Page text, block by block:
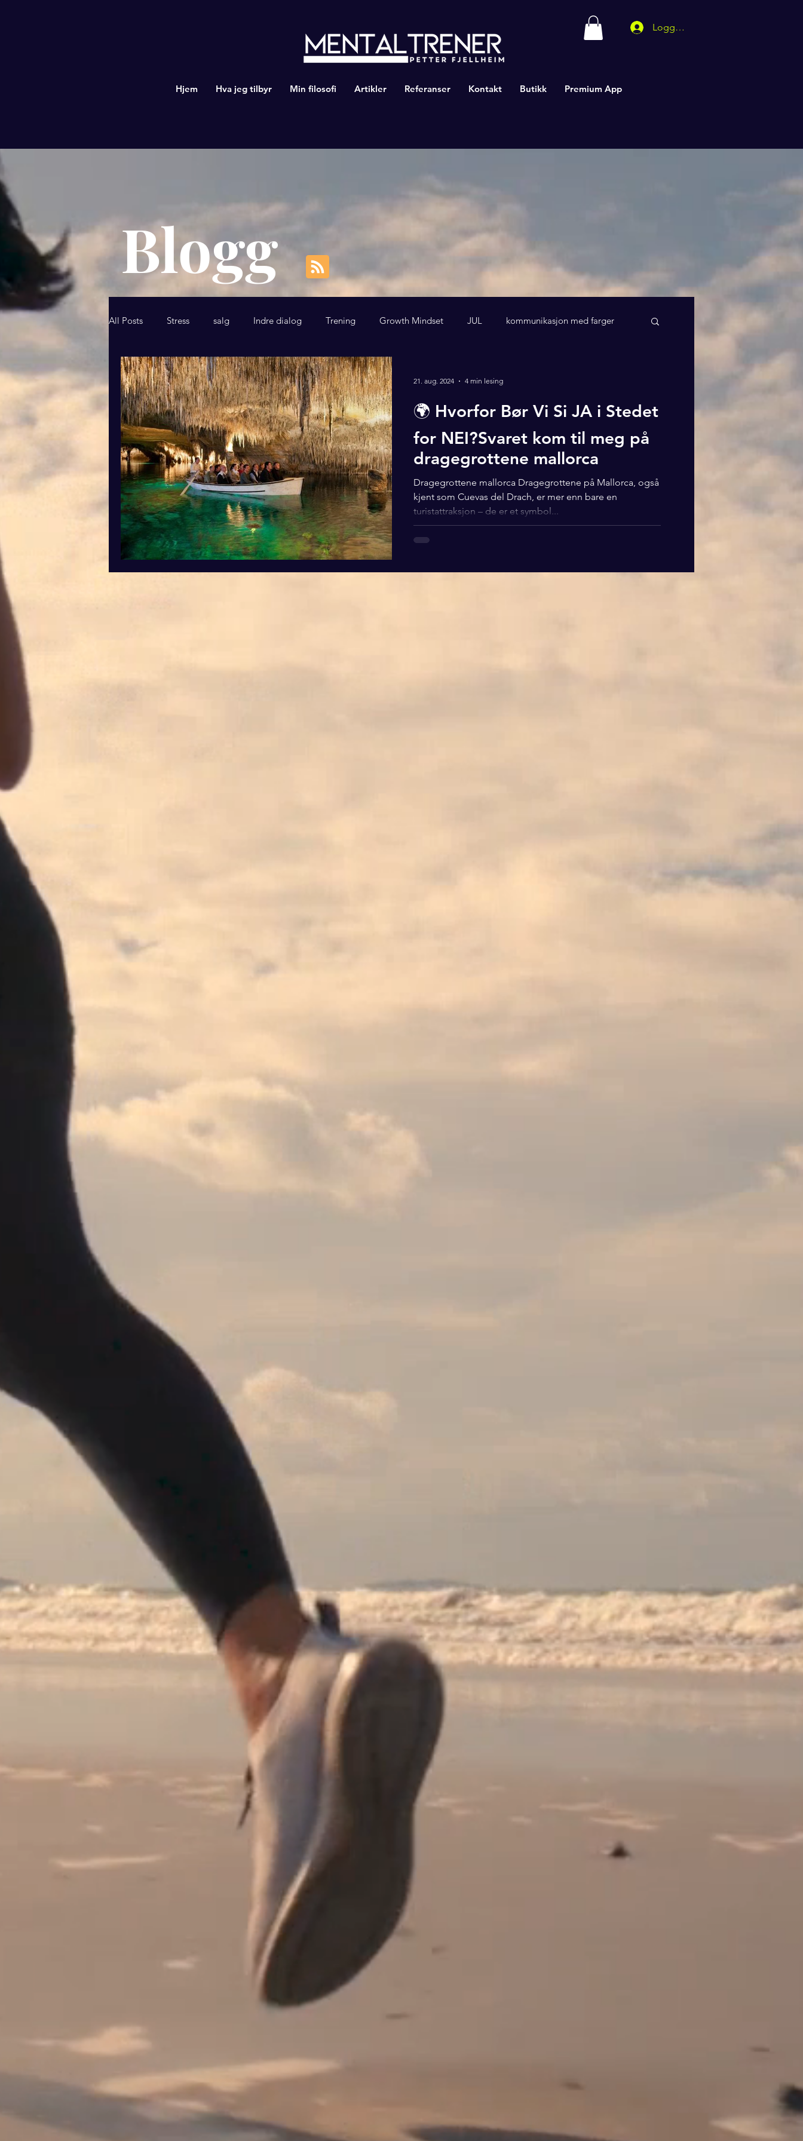
Logg inn
Hjem Hva jeg tilbyr Min filosofi Artikler Referanser Kontakt Butikk Premium App
Blogg
All Posts Stress salg Indre dialog Trening Growth Mindset JUL kommunikasjon med farger
🌍 Hvorfor Bør Vi Si JA i Stedet
for NEI?Svaret kom til meg på
dragegrottene mallorca
Dragegrottene mallorca Dragegrottene på Mallorca, også
kjent som Cuevas del Drach, er mer enn bare en
turistattraksjon – de er et symbol...
21. aug. 2024 4 min lesing